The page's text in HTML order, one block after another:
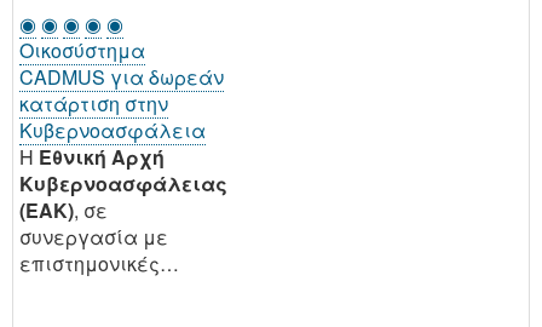
◉ ◉ ◉ ◉ ◉
Οικοσύστημα
CADMUS για δωρεάν
κατάρτιση στην
Κυβερνοασφάλεια
H Εθνική Αρχή
Κυβερνοασφάλειας
(EAK), σε
συνεργασία με
επιστημονικές…